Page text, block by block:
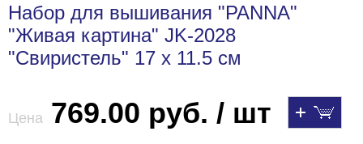
Набор для вышивания "PANNA"
"Живая картина" JK-2028
"Свиристель" 17 х 11.5 см
Цена 769.00 руб. / шт